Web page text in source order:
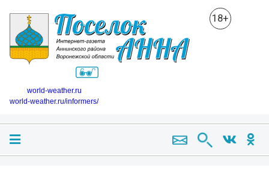
18+
world-weather.ru
world-weather.ru/informers/